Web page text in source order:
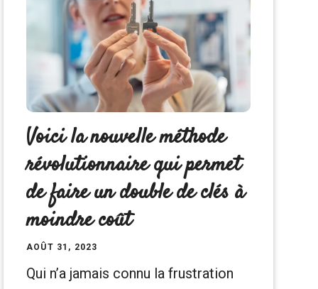
Voici la nouvelle méthode
révolutionnaire qui permet
de faire un double de clés à
moindre coût
AOÛT 31, 2023
Qui n’a jamais connu la frustration